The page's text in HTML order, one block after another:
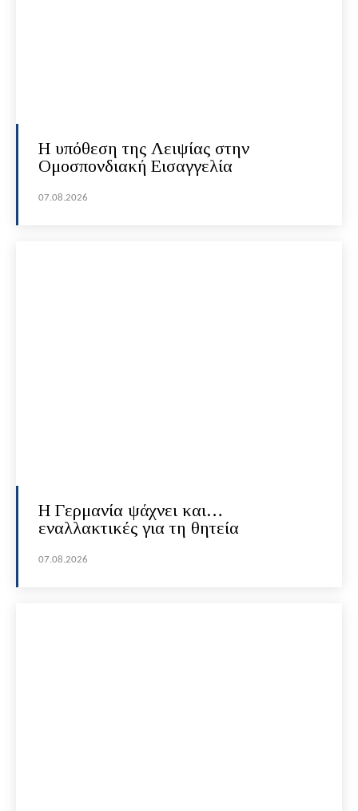
Η υπόθεση της Λειψίας στην
Ομοσπονδιακή Εισαγγελία
07.08.2026
H Γερμανία ψάχνει και…
εναλλακτικές για τη θητεία
07.08.2026